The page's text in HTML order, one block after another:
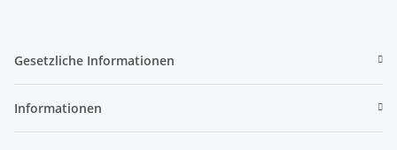
Gesetzliche Informationen
Informationen